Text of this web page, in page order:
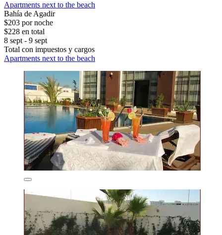
Apartments next to the beach
Bahía de Agadir
$203 por noche
$228 en total
8 sept - 9 sept
Total con impuestos y cargos
Apartments next to the beach